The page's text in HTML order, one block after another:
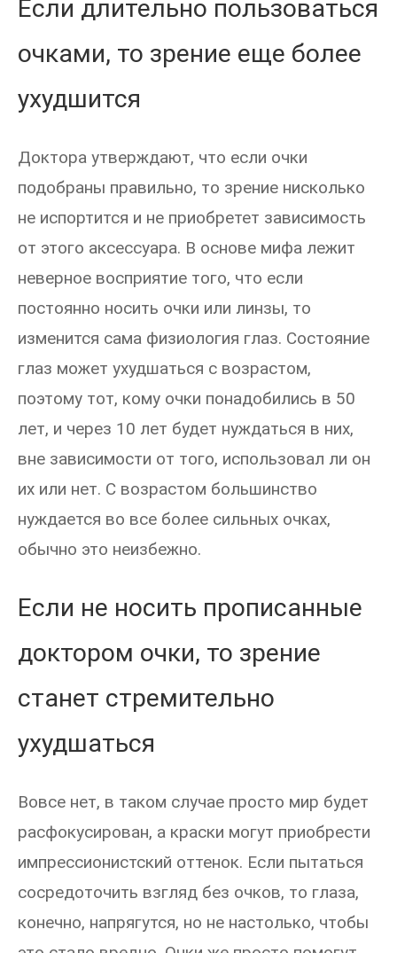
Если длительно пользоваться
очками, то зрение еще более
ухудшится
Доктора утверждают, что если очки
подобраны правильно, то зрение нисколько
не испортится и не приобретет зависимость
от этого аксессуара. В основе мифа лежит
неверное восприятие того, что если
постоянно носить очки или линзы, то
изменится сама физиология глаз. Состояние
глаз может ухудшаться с возрастом,
поэтому тот, кому очки понадобились в 50
лет, и через 10 лет будет нуждаться в них,
вне зависимости от того, использовал ли он
их или нет. С возрастом большинство
нуждается во все более сильных очках,
обычно это неизбежно.
Если не носить прописанные
доктором очки, то зрение
станет стремительно
ухудшаться
Вовсе нет, в таком случае просто мир будет
расфокусирован, а краски могут приобрести
импрессионистский оттенок. Если пытаться
сосредоточить взгляд без очков, то глаза,
конечно, напрягутся, но не настолько, чтобы